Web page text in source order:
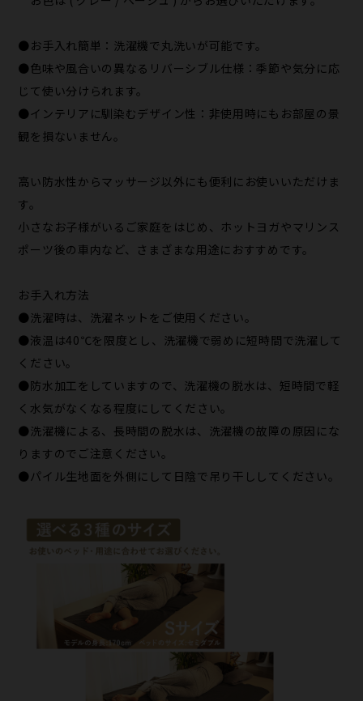
●お手入れ簡単：洗濯機で丸洗いが可能です。
●色味や風合いの異なるリバーシブル仕様：季節や気分に応
じて使い分けられます。
●インテリアに馴染むデザイン性：非使用時にもお部屋の景
観を損ないません。
高い防水性からマッサージ以外にも便利にお使いいただけま
す。
小さなお子様がいるご家庭をはじめ、ホットヨガやマリンス
ポーツ後の車内など、さまざまな用途におすすめです。
お手入れ方法
●洗濯時は、洗濯ネットをご使用ください。
●液温は40℃を限度とし、洗濯機で弱めに短時間で洗濯して
ください。
●防水加工をしていますので、洗濯機の脱水は、短時間で軽
く水気がなくなる程度にしてください。
●洗濯機による、長時間の脱水は、洗濯機の故障の原因にな
りますのでご注意ください。
●パイル生地面を外側にして日陰で吊り干ししてください。